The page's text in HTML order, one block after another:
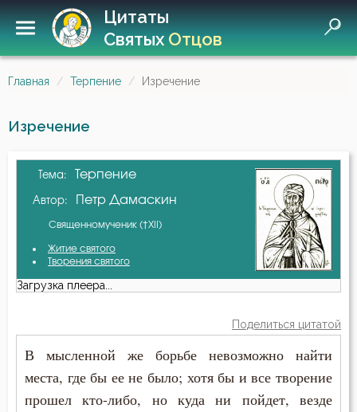
Цитаты
СвятыхОтцов
Главная Терпение Изречение
Изречение
Тема: Терпение
Автор: Петр Дамаскин
Священномученик (†XII)
Житие святого
Творения святого
Загрузка плеера...
Поделиться цитатой
В мысленной же борьбе невозможно найти
места, где бы ее не было; хотя бы и все творение
прошел кто-либо, но куда ни пойдет, везде